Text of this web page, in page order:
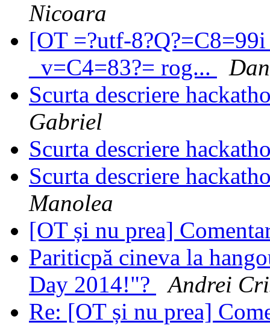
Nicoara
[OT =?utf-
_v=C4=83?= rog...
Scurta descriere
Gabriel
Scurta descriere
Scurta descriere
Manolea
[OT și nu prea]
Pariticpă cineva la
Day 2014!"?
Andrei
Re: [OT și nu prea]